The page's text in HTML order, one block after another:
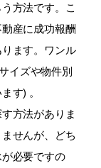
方法です。こ
産に成功報酬
ます。ワンル
イズや物件別
す) 。
方法がありま
せんが、どち
必要ですの